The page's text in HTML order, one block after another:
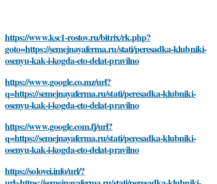
https://www.ksc1-rostov.ru/bitrix/rk.php?
goto=https://semejnayaferma.ru/stati/peresadka-klubniki-
osenyu-kak-i-kogda-eto-delat-pravilno
https://www.google.co.mz/url?
q=https://semejnayaferma.ru/stati/peresadka-klubniki-
osenyu-kak-i-kogda-eto-delat-pravilno
https://www.google.com.fj/url?
q=https://semejnayaferma.ru/stati/peresadka-klubniki-
osenyu-kak-i-kogda-eto-delat-pravilno
https://solovei.info/url/?